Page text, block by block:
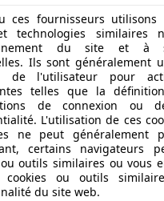
moins certains…
ces fournisseurs utilisons
technologies similaires
du site et à
Ils sont généralement
de l'utilisateur pour
telles que la
de connexion ou
L'utilisation de ces
ne peut généralement
certains navigateurs
outils similaires ou vous
cookies ou outils
du site web.